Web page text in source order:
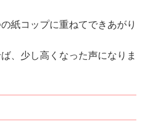
紙コップに重ねてできあがり
、少し高くなった声になりま